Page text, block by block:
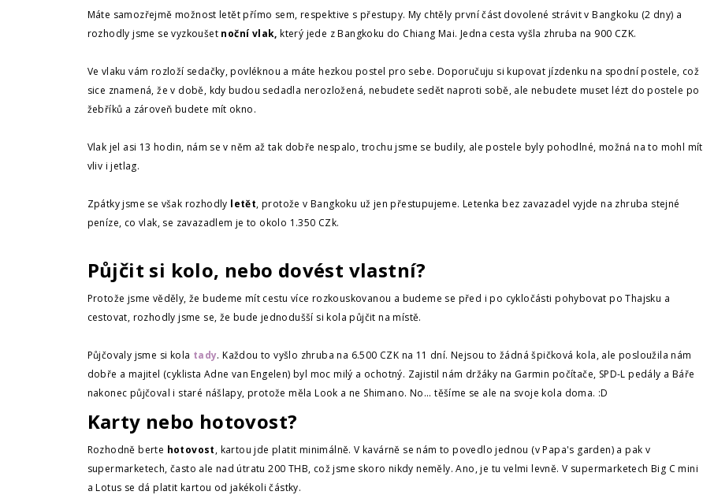
Máte samozřejmě možnost letět přímo sem, respektive s přestupy. My chtěly první část dovolené strávit v Bangkoku (2 dny) a
rozhodly jsme se vyzkoušet noční vlak, který jede z Bangkoku do Chiang Mai. Jedna cesta vyšla zhruba na 900 CZK.
Ve vlaku vám rozloží sedačky, povléknou a máte hezkou postel pro sebe. Doporučuju si kupovat jízdenku na spodní postele, což
sice znamená, že v době, kdy budou sedadla nerozložená, nebudete sedět naproti sobě, ale nebudete muset lézt do postele po
žebříků a zároveň budete mít okno.
Vlak jel asi 13 hodin, nám se v něm až tak dobře nespalo, trochu jsme se budily, ale postele byly pohodlné, možná na to mohl mít
vliv i jetlag.
Zpátky jsme se však rozhodly letět, protože v Bangkoku už jen přestupujeme. Letenka bez zavazadel vyjde na zhruba stejné
peníze, co vlak, se zavazadlem je to okolo 1.350 CZk.
Půjčit si kolo, nebo dovést vlastní?
Protože jsme věděly, že budeme mít cestu více rozkouskovanou a budeme se před i po cykločásti pohybovat po Thajsku a
cestovat, rozhodly jsme se, že bude jednodušší si kola půjčit na místě.
Půjčovaly jsme si kola tady. Každou to vyšlo zhruba na 6.500 CZK na 11 dní. Nejsou to žádná špičková kola, ale posloužila nám
dobře a majitel (cyklista Adne van Engelen) byl moc milý a ochotný. Zajistil nám držáky na Garmin počítače, SPD-L pedály a Báře
nakonec půjčoval i staré nášlapy, protože měla Look a ne Shimano. No... těšíme se ale na svoje kola doma. :D
Karty nebo hotovost?
Rozhodně berte hotovost, kartou jde platit minimálně. V kavárně se nám to povedlo jednou (v Papa's garden) a pak v
supermarketech, často ale nad útratu 200 THB, což jsme skoro nikdy neměly. Ano, je tu velmi levně. V supermarketech Big C mini
a Lotus se dá platit kartou od jakékoli částky.